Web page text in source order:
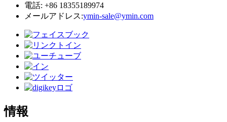
電話: +86 18355189974
メールアドレス:ymin-sale@ymin.com
情報